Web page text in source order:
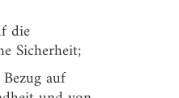
die
Sicherheit;
auf